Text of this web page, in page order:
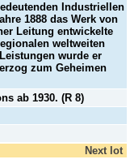
Industriellen
1888 das Werk von
Leitung entwickelte
weltweiten
wurde er
zum Geheimen
ab 1930. (R 8)
Next lot